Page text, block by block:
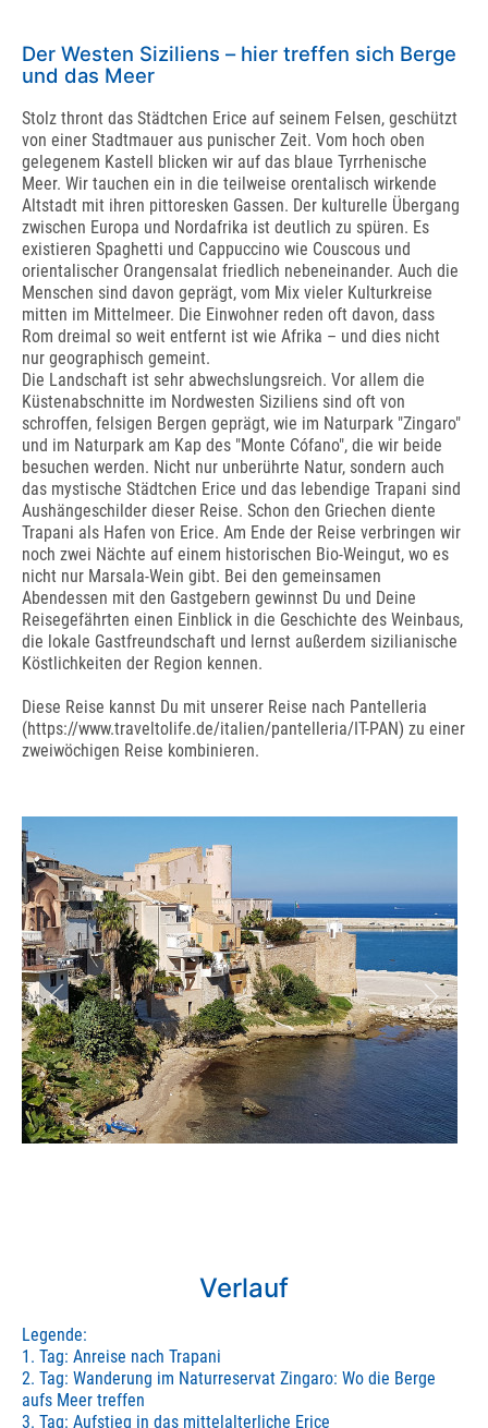
Der Westen Siziliens – hier treffen sich Berge
und das Meer
Stolz thront das Städtchen Erice auf seinem Felsen, geschützt
von einer Stadtmauer aus punischer Zeit. Vom hoch oben
gelegenem Kastell blicken wir auf das blaue Tyrrhenische
Meer. Wir tauchen ein in die teilweise orentalisch wirkende
Altstadt mit ihren pittoresken Gassen. Der kulturelle Übergang
zwischen Europa und Nordafrika ist deutlich zu spüren. Es
existieren Spaghetti und Cappuccino wie Couscous und
orientalischer Orangensalat friedlich nebeneinander. Auch die
Menschen sind davon geprägt, vom Mix vieler Kulturkreise
mitten im Mittelmeer. Die Einwohner reden oft davon, dass
Rom dreimal so weit entfernt ist wie Afrika – und dies nicht
nur geographisch gemeint.
Die Landschaft ist sehr abwechslungsreich. Vor allem die
Küstenabschnitte im Nordwesten Siziliens sind oft von
schroffen, felsigen Bergen geprägt, wie im Naturpark "Zingaro"
und im Naturpark am Kap des "Monte Cófano", die wir beide
besuchen werden. Nicht nur unberührte Natur, sondern auch
das mystische Städtchen Erice und das lebendige Trapani sind
Aushängeschilder dieser Reise. Schon den Griechen diente
Trapani als Hafen von Erice. Am Ende der Reise verbringen wir
noch zwei Nächte auf einem historischen Bio-Weingut, wo es
nicht nur Marsala-Wein gibt. Bei den gemeinsamen
Abendessen mit den Gastgebern gewinnst Du und Deine
Reisegefährten einen Einblick in die Geschichte des Weinbaus,
die lokale Gastfreundschaft und lernst außerdem sizilianische
Köstlichkeiten der Region kennen.
Diese Reise kannst Du mit unserer Reise nach Pantelleria
(https://www.traveltolife.de/italien/pantelleria/IT-PAN) zu einer
zweiwöchigen Reise kombinieren.
Verlauf
Legende:
1. Tag: Anreise nach Trapani
2. Tag: Wanderung im Naturreservat Zingaro: Wo die Berge
aufs Meer treffen
3. Tag: Aufstieg in das mittelalterliche Erice